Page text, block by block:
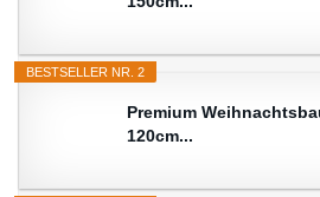
BESTSELLER NR. 2
Premium
120cm...